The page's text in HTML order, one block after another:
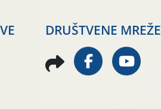
DRUŠTVENE MREŽE